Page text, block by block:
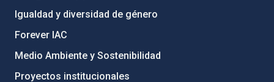
Igualdad y diversidad de género
Forever IAC
Medio Ambiente y Sostenibilidad
Proyectos institucionales